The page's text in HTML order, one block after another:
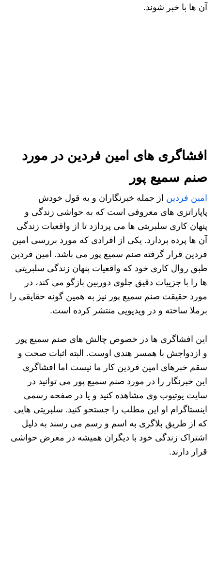
آن ها با خبر شوند.
افشاگری های امین فردین در مورد
صنم سمیع پور
امین فردین از جمله خبرنگاران و به قول خودش
پاپاراتزی های معروفی است که به حواشی زندگی و
پنهان کاری سلبریتی ها می پردازد تا از واقعیات زندگی
آن ها پرده بردارد. یکی از افرادی که مورد بررسی امین
فردین قرار گرفته صنم سمیع پور می باشد. امین فردین
طبق روال کاری خود که واقعیات پنهان زندگی سلبریتی
ها را با جزییات دقیق جلوی دوربین بازگو می کند، در
مورد حقیقت صنم سمیع پور نیز به همین گونه حقایقی را
برملا ساخته و در ویدیویی منتشر کرده است.
این افشاگری ها در خصوص چالش های صنم سمیع پور
و ازدواجش با همسر هندی اوست. البته اثبات صحت و
سقم خبرهای امین فردین کار ما نیست اما افشاگری
این خبرنگار را در مورد صنم سمیع پور می توانید در
سایت یوتیوب وی مشاهده کنید و یا در صفحه رسمی
اینستاگرام او این مطلب را جستحو کنید. سلبریتی هایی
که از طریق بلاگری به اسم و رسم می رسند به دلیل
اشتراک زندگی خود با دیگران همیشه در معرض حواشی
قرار دارند.